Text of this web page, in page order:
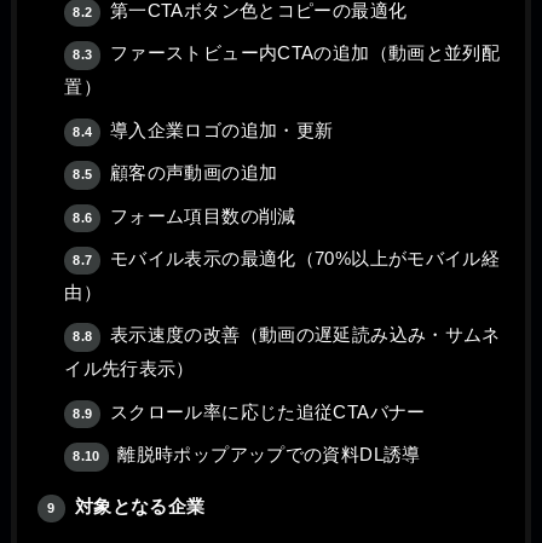
8.2 第一CTAボタン色とコピーの最適化
8.3
ファーストビュー内CTAの追加（動画と並列配
置）
8.4 導入企業ロゴの追加・更新
8.5 顧客の声動画の追加
8.6 フォーム項目数の削減
8.7
モバイル表示の最適化（70%以上がモバイル経
由）
8.8
表示速度の改善（動画の遅延読み込み・サムネ
イル先行表示）
8.9 スクロール率に応じた追従CTAバナー
8.10 離脱時ポップアップでの資料DL誘導
9 対象となる企業